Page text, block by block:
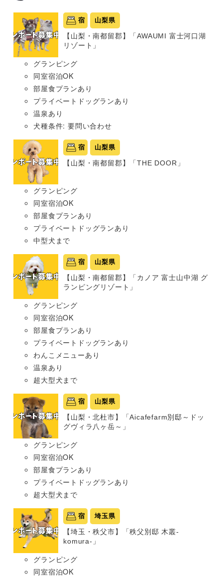
宿 山梨県
【山梨・南都留郡】「AWAUMI 富士河口湖
リゾート」
グランピング
同室宿泊OK
部屋食プランあり
プライベートドッグランあり
温泉あり
犬種条件: 要問い合わせ
宿 山梨県
【山梨・南都留郡】「THE DOOR」
グランピング
同室宿泊OK
部屋食プランあり
プライベートドッグランあり
中型犬まで
宿 山梨県
【山梨・南都留郡】「カノア 富士山中湖 グ
ランピングリゾート」
グランピング
同室宿泊OK
部屋食プランあり
プライベートドッグランあり
わんこメニューあり
温泉あり
超大型犬まで
宿 山梨県
【山梨・北杜市】「Aicafefarm別邸～ドッ
グヴィラ八ヶ岳～」
グランピング
同室宿泊OK
部屋食プランあり
プライベートドッグランあり
超大型犬まで
宿 埼玉県
【埼玉・秩父市】「秩父別邸 木叢-
komura-」
グランピング
同室宿泊OK